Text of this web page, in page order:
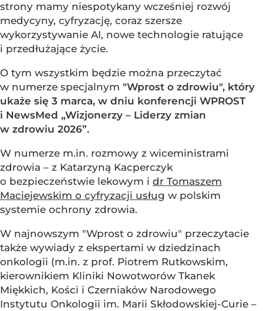
strony mamy niespotykany wcześniej rozwój
medycyny, cyfryzację, coraz szersze
wykorzystywanie AI, nowe technologie ratujące
i przedłużające życie.
O tym wszystkim będzie można przeczytać
w numerze specjalnym "Wprost o zdrowiu", który
ukaże się 3 marca, w dniu konferencji WPROST
i NewsMed „Wizjonerzy – Liderzy zmian
w zdrowiu 2026”.
W numerze m.in. rozmowy z wiceministrami
zdrowia – z Katarzyną Kacperczyk
o bezpieczeństwie lekowym i dr Tomaszem
Maciejewskim o cyfryzacji usług w polskim
systemie ochrony zdrowia.
W najnowszym "Wprost o zdrowiu" przeczytacie
także wywiady z ekspertami w dziedzinach
onkologii (m.in. z prof. Piotrem Rutkowskim,
kierownikiem Kliniki Nowotworów Tkanek
Miękkich, Kości i Czerniaków Narodowego
Instytutu Onkologii im. Marii Skłodowskiej-Curie –